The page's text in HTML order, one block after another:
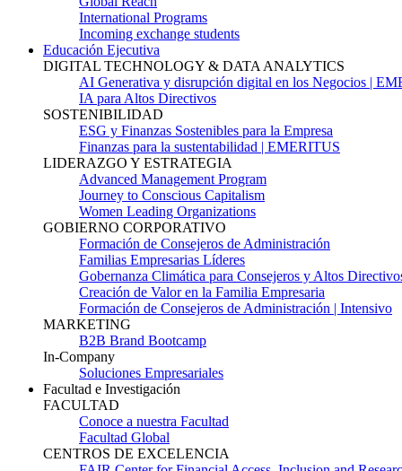
International Programs
Incoming exchange students
Educación Ejecutiva
DIGITAL TECHNOLOGY & DATA ANALYTICS
AI Generativa y disrupción digital en los Negocios |
IA para Altos Directivos
SOSTENIBILIDAD
ESG y Finanzas Sostenibles para la Empresa
Finanzas para la sustentabilidad | EMERITUS
LIDERAZGO Y ESTRATEGIA
Advanced Management Program
Journey to Conscious Capitalism
Women Leading Organizations
GOBIERNO CORPORATIVO
Formación de Consejeros de Administración
Familias Empresarias Líderes
Gobernanza Climática para Consejeros y Altos
Creación de Valor en la Familia Empresaria
Formación de Consejeros de Administración | Intensivo
MARKETING
B2B Brand Bootcamp
In-Company
Soluciones Empresariales
Facultad e Investigación
FACULTAD
Conoce a nuestra Facultad
Facultad Global
CENTROS DE EXCELENCIA